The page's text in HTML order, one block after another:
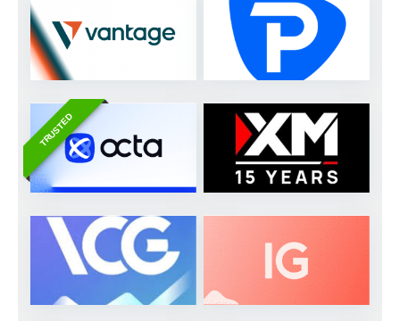
TRUSTED